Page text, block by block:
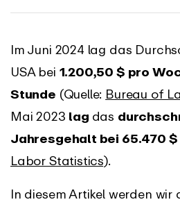
Im Juni 2024 lag das
USA bei 1.200,50 $ pro
Stunde (Quelle: Bureau of
Mai 2023 lag das
Jahresgehalt bei 65.470 $
Labor Statistics).
In diesem Artikel werden wir